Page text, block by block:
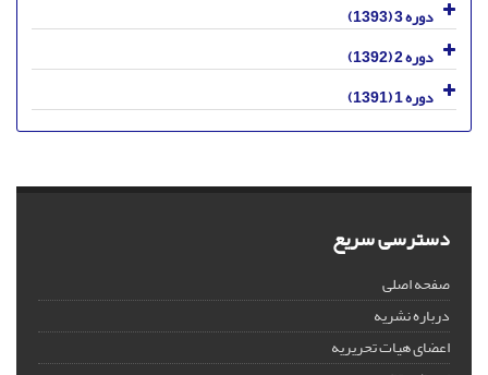
دوره 3 (1393)
دوره 2 (1392)
دوره 1 (1391)
دسترسی سریع
صفحه اصلی
درباره نشریه
اعضای هیات تحریریه